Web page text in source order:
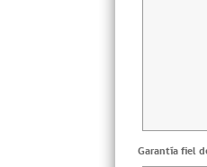
Garantía fiel